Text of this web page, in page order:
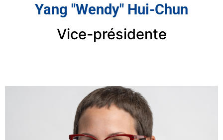
Yang "Wendy" Hui-Chun
Vice-présidente